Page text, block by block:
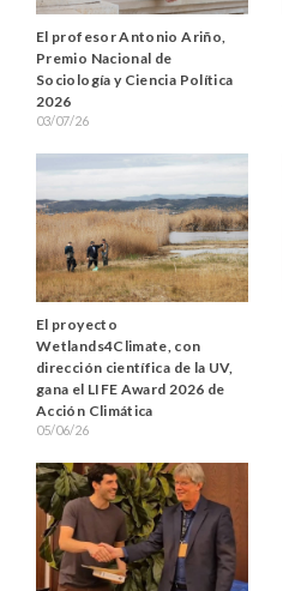
El profesor Antonio Ariño,
Premio Nacional de
Sociología y Ciencia Política
2026
03/07/26
El proyecto
Wetlands4Climate, con
dirección científica de la UV,
gana el LIFE Award 2026 de
Acción Climática
05/06/26